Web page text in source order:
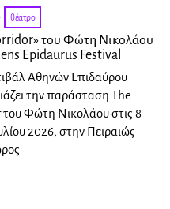
· θέατρο
του Φώτη Νικολάου
Epidaurus Festival
Αθηνών Επιδαύρου
την παράσταση The
Φώτη Νικολάου στις 8
2026, στην Πειραιώς